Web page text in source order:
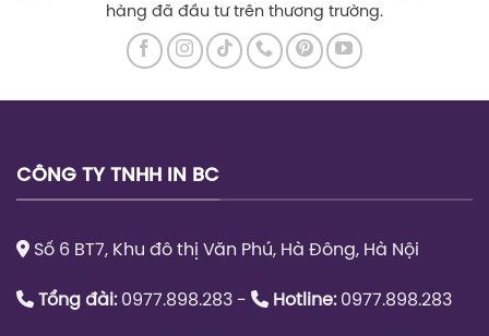
hàng đã đầu tư trên thương trường.
CÔNG TY TNHH IN BC
Số 6 BT7, Khu đô thị Văn Phú, Hà Đông, Hà Nội
Tổng đài:0977.898.283 - Hotline:0977.898.283